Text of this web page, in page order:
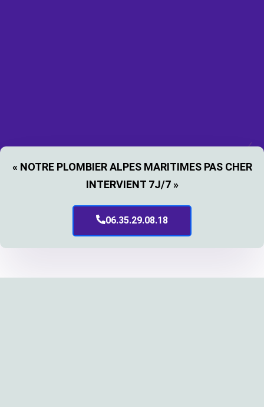
« NOTRE PLOMBIER ALPES MARITIMES PAS CHER
INTERVIENT 7J/7 »
06.35.29.08.18